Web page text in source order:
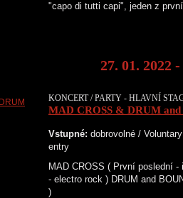
"capo di tutti capi", jeden z
27. 01. 2022
KONCERT / PARTY - HLAVNÍ
MAD CROSS & DRUM
Vstupné: dobrovolné /
entry
MAD CROSS ( První poslední
- electro rock ) DRUM and
)